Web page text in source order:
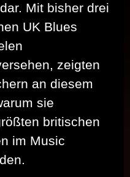
Mit bisher drei
UK Blues
zeigten
an diesem
sie
britischen
im Music